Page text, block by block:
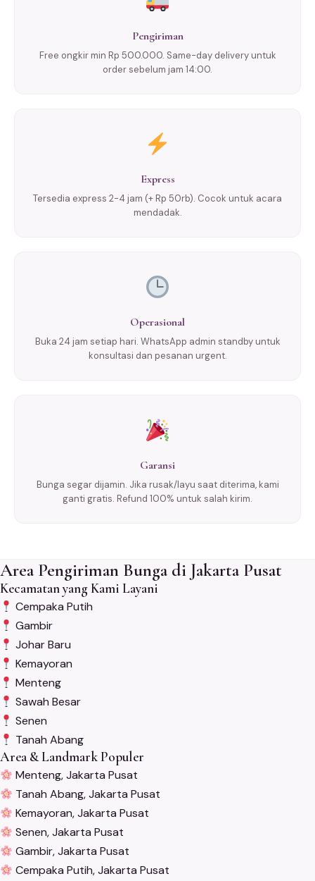
Pengiriman
Free ongkir min Rp 500.000. Same-day delivery untuk
order sebelum jam 14:00.
Express
Tersedia express 2-4 jam (+ Rp 50rb). Cocok untuk acara
mendadak.
Operasional
Buka 24 jam setiap hari. WhatsApp admin standby untuk
konsultasi dan pesanan urgent.
Garansi
Bunga segar dijamin. Jika rusak/layu saat diterima, kami
ganti gratis. Refund 100% untuk salah kirim.
Area Pengiriman Bunga di Jakarta Pusat
Kecamatan yang Kami Layani
Cempaka Putih
Gambir
Johar Baru
Kemayoran
Menteng
Sawah Besar
Senen
Tanah Abang
Area & Landmark Populer
Menteng, Jakarta Pusat
Tanah Abang, Jakarta Pusat
Kemayoran, Jakarta Pusat
Senen, Jakarta Pusat
Gambir, Jakarta Pusat
Cempaka Putih, Jakarta Pusat